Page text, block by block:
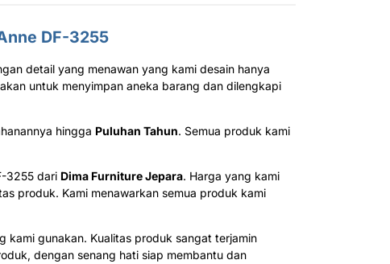
DF-3255
detail yang menawan yang kami desain hanya
untuk menyimpan aneka barang dan dilengkapi
hingga Puluhan Tahun. Semua produk kami
3255 dari Dima Furniture Jepara. Harga yang kami
produk. Kami menawarkan semua produk kami
gunakan. Kualitas produk sangat terjamin
dengan senang hati siap membantu dan